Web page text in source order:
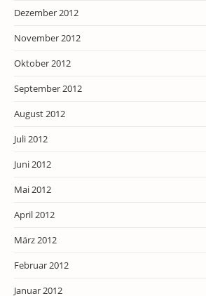
Dezember 2012
November 2012
Oktober 2012
September 2012
August 2012
Juli 2012
Juni 2012
Mai 2012
April 2012
März 2012
Februar 2012
Januar 2012